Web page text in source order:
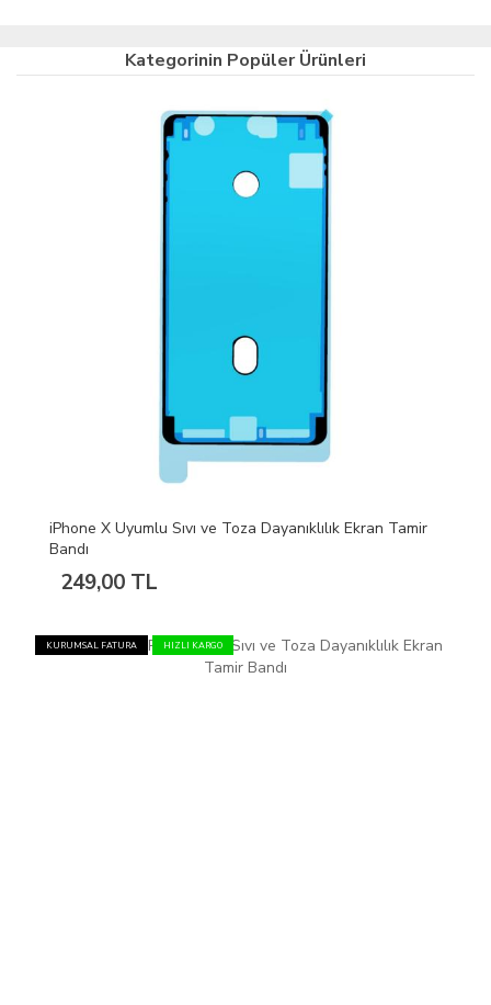
Kategorinin Popüler Ürünleri
iPhone X Uyumlu Sıvı ve Toza Dayanıklılık Ekran Tamir
Bandı
249,00 TL
KURUMSAL FATURA HIZLI KARGO